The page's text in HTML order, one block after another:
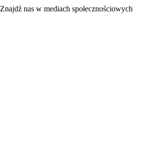
Znajdź nas w mediach społecznościowych